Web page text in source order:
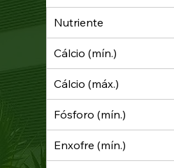
Nutriente
Cálcio (mín.)
Cálcio (máx.)
Fósforo (mín.)
Enxofre (mín.)